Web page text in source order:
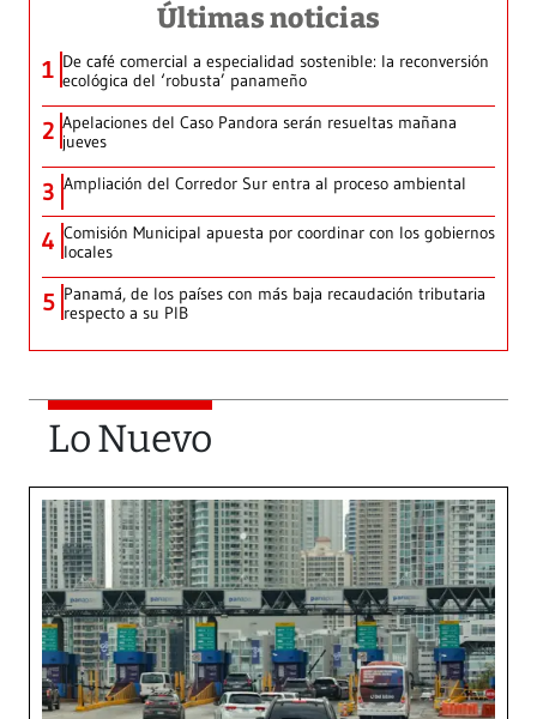
Últimas noticias
1 De café comercial a especialidad sostenible: la reconversión
ecológica del ‘robusta’ panameño
2 Apelaciones del Caso Pandora serán resueltas mañana
jueves
3 Ampliación del Corredor Sur entra al proceso ambiental
4 Comisión Municipal apuesta por coordinar con los gobiernos
locales
5 Panamá, de los países con más baja recaudación tributaria
respecto a su PIB
Lo Nuevo